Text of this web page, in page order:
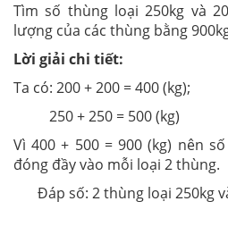
Tìm số thùng loại 250kg và
lượng của các thùng bằng
Lời giải chi tiết:
Ta có: 200 + 200 = 400 (kg);
250 + 250 = 500 (kg)
Vì 400 + 500 = 900 (kg) nên
đóng đầy vào mỗi loại 2 thùng.
Đáp số: 2 thùng loại 250kg